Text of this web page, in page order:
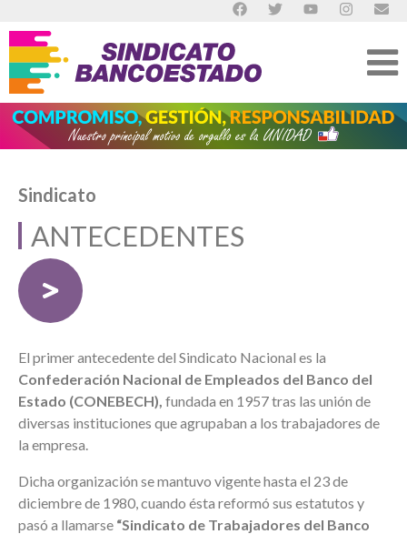
Sindicato
ANTECEDENTES
El primer antecedente del Sindicato Nacional es la
Confederación Nacional de Empleados del Banco del
Estado (CONEBECH), fundada en 1957 tras las unión de
diversas instituciones que agrupaban a los trabajadores de
la empresa.
Dicha organización se mantuvo vigente hasta el 23 de
diciembre de 1980, cuando ésta reformó sus estatutos y
pasó a llamarse “Sindicato de Trabajadores del Banco